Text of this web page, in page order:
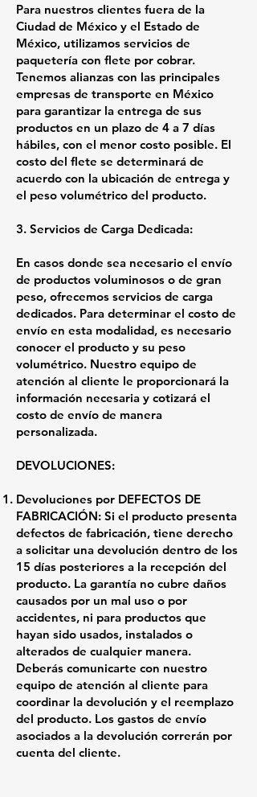
Para nuestros clientes fuera de la
Ciudad de México y el Estado de
México, utilizamos servicios de
paquetería con flete por cobrar.
Tenemos alianzas con las principales
empresas de transporte en México
para garantizar la entrega de sus
productos en un plazo de 4 a 7 días
hábiles, con el menor costo posible. El
costo del flete se determinará de
acuerdo con la ubicación de entrega y
el peso volumétrico del producto.
3. Servicios de Carga Dedicada:
En casos donde sea necesario el envío
de productos voluminosos o de gran
peso, ofrecemos servicios de carga
dedicados. Para determinar el costo de
envío en esta modalidad, es necesario
conocer el producto y su peso
volumétrico. Nuestro equipo de
atención al cliente le proporcionará la
información necesaria y cotizará el
costo de envío de manera
personalizada.
DEVOLUCIONES:
Devoluciones por DEFECTOS DE
FABRICACIÓN: Si el producto presenta
defectos de fabricación, tiene derecho
a solicitar una devolución dentro de los
15 días posteriores a la recepción del
producto. La garantía no cubre daños
causados por un mal uso o por
accidentes, ni para productos que
hayan sido usados, instalados o
alterados de cualquier manera.
Deberás comunicarte con nuestro
equipo de atención al cliente para
coordinar la devolución y el reemplazo
del producto. Los gastos de envío
asociados a la devolución correrán por
cuenta del cliente.